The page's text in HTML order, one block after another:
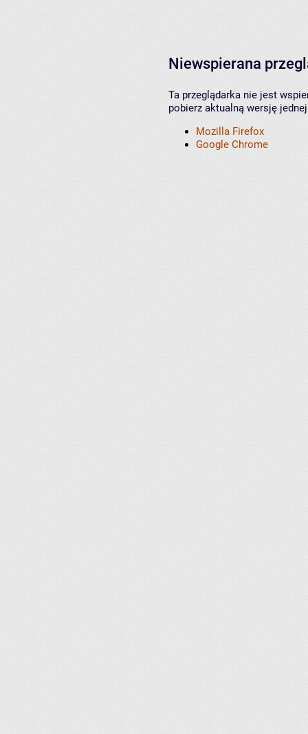
Niewspierana
Ta przeglądarka nie jest
pobierz aktualną wersję
Mozilla Firefox
Google Chrome